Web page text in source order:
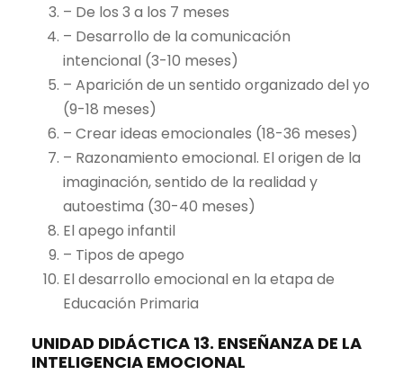
– De los 3 a los 7 meses
– Desarrollo de la comunicación
intencional (3-10 meses)
– Aparición de un sentido organizado del yo
(9-18 meses)
– Crear ideas emocionales (18-36 meses)
– Razonamiento emocional. El origen de la
imaginación, sentido de la realidad y
autoestima (30-40 meses)
El apego infantil
– Tipos de apego
El desarrollo emocional en la etapa de
Educación Primaria
UNIDAD DIDÁCTICA 13. ENSEÑANZA DE LA
INTELIGENCIA EMOCIONAL